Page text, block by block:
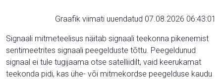
Graafik viimati uuendatud 07.08.2026 06:43:01
Signaali mitmeteelisus näitab signaali teekonna pikenemist
sentimeetrites signaali peegelduste tõttu. Peegeldunud
signaal ei tule tugijaama otse satelliidilt, vaid keerukamat
teekonda pidi, kas ühe- või mitmekordse peegelduse kaudu